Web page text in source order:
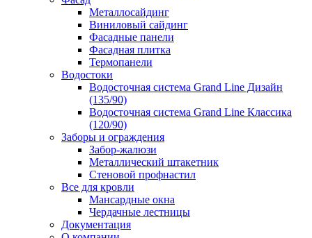
Металлосайдинг
Виниловый сайдинг
Фасадные панели
Фасадная плитка
Термопанели
Водостоки
Водосточная система Grand Line Дизайн
(135/90)
Водосточная система Grand Line Классика
(120/90)
Заборы и ограждения
Забор-жалюзи
Металлический штакетник
Стеновой профнастил
Все для кровли
Мансардные окна
Чердачные лестницы
Документация